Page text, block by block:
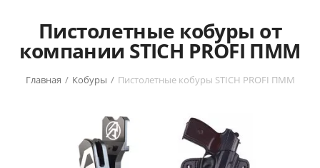
Пистолетные кобуры от
компании STICH PROFI ПММ
Главная / Кобуры / Пистолетные кобуры STICH PROFI ПММ